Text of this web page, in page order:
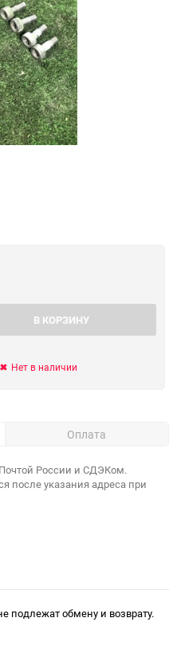
В КОРЗИНУ
Нет в наличии
Оплата
России и СДЭКом.
после указания адреса при
подлежат обмену и возврату.